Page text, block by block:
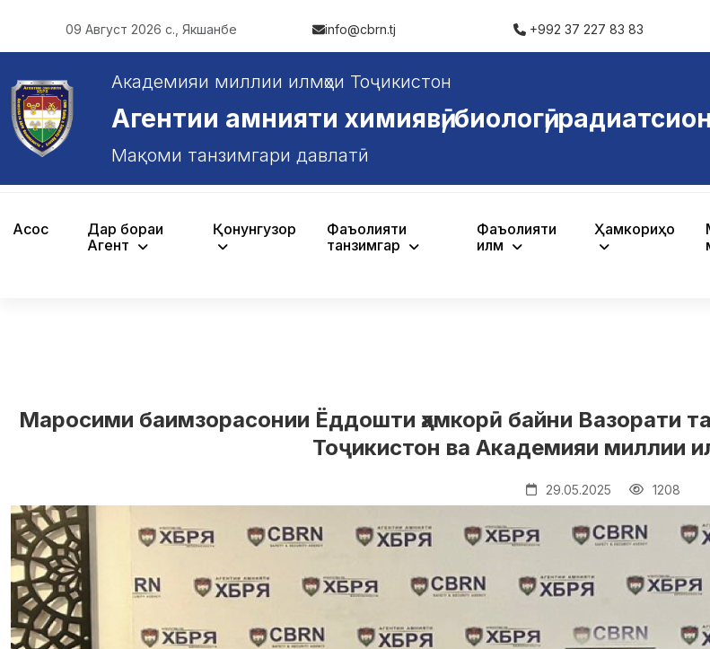
09 Август 2026 с., Якшанбе info@cbrn.tj +992 37 227 83 83
Академияи миллии илмҳои Тоҷикистон
Агентии амнияти химиявӣ, биологӣ,
Мақоми танзимгари давлатӣ
Асосӣ
Дар бораи
Агентӣ
Қонунгузорӣ
Фаъолияти
танзимгарӣ
Фаъолияти
илмӣ
Ҳамкориҳо
Маросими баимзорасонии Ёддошти ҳамкорӣ байни Вазорати
Тоҷикистон ва Академияи миллии
29.05.2025 1208